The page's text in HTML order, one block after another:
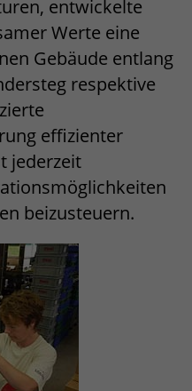
entwickelte
Werte eine
Gebäude entlang
respektive
effizienter
jederzeit
beizusteuern.